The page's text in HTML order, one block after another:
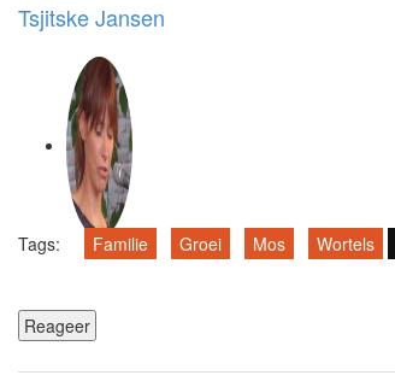
Tsjitske Jansen
Tags: Familie Groei Mos Wortels
Reageer